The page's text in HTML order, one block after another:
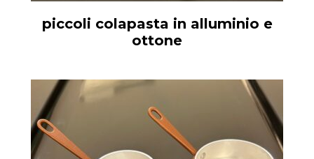
piccoli colapasta in alluminio e
ottone